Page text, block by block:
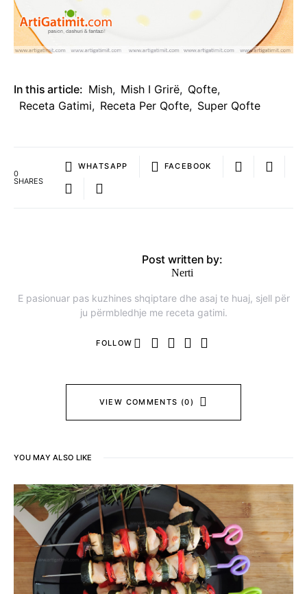
In this article: Mish, Mish I Grirë, Qofte,
Receta Gatimi, Receta Per Qofte, Super Qofte
0
SHARES
WHATSAPP FACEBOOK
Post written by:
Nerti
E pasionuar pas kuzhines shqiptare dhe asaj te huaj, sjell për
ju përmbledhje me receta gatimi.
FOLLOW
VIEW COMMENTS (0)
YOU MAY ALSO LIKE